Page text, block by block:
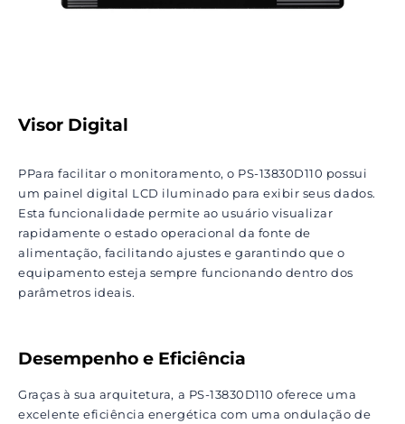
Visor Digital
PPara facilitar o monitoramento, o PS-13830D110 possui
um painel digital LCD iluminado para exibir seus dados.
Esta funcionalidade permite ao usuário visualizar
rapidamente o estado operacional da fonte de
alimentação, facilitando ajustes e garantindo que o
equipamento esteja sempre funcionando dentro dos
parâmetros ideais.
Desempenho e Eficiência
Graças à sua arquitetura, a PS-13830D110 oferece uma
excelente eficiência energética com uma ondulação de